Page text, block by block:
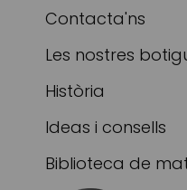
Contacta'ns
Les nostres
Història
Ideas i consells
Biblioteca de